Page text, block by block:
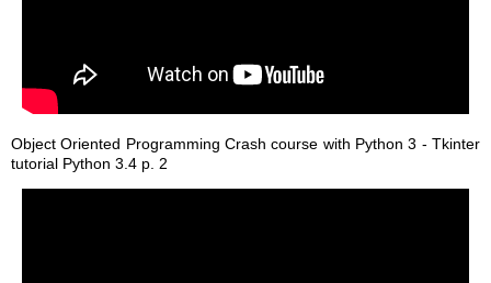
Object Oriented Programming Crash course with Python 3 - Tkinter
tutorial Python 3.4 p. 2